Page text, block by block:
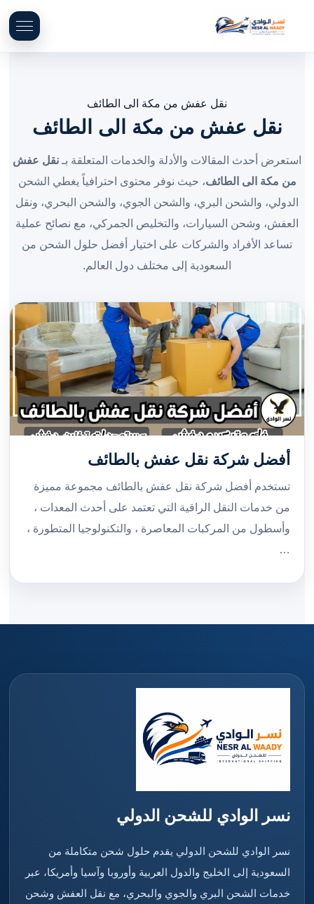
نقل عفش من مكة الى الطائف
نقل عفش من مكة الى الطائف
استعرض أحدث المقالات والأدلة والخدمات المتعلقة بـ نقل عفش
من مكة الى الطائف، حيث نوفر محتوى احترافياً يغطي الشحن
الدولي، والشحن البري، والشحن الجوي، والشحن البحري، ونقل
العفش، وشحن السيارات، والتخليص الجمركي، مع نصائح عملية
تساعد الأفراد والشركات على اختيار أفضل حلول الشحن من
السعودية إلى مختلف دول العالم.
أفضل شركة نقل عفش بالطائف
تستخدم أفضل شركة نقل عفش بالطائف مجموعة مميزة
من خدمات النقل الراقية التي تعتمد على أحدث المعدات ،
وأسطول من المركبات المعاصرة ، والتكنولوجيا المتطورة ،
…
نسر الوادي للشحن الدولي
نسر الوادي للشحن الدولي يقدم حلول شحن متكاملة من
السعودية إلى الخليج والدول العربية وأوروبا وآسيا وأمريكا، عبر
خدمات الشحن البري والجوي والبحري، مع نقل العفش وشحن